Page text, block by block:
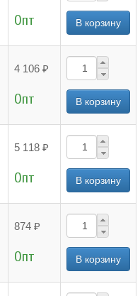
Опт
4 106 ₽
Опт
5 118 ₽
Опт
874 ₽
Опт